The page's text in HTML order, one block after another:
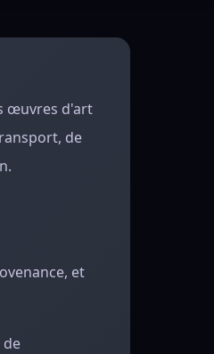
œuvres d'art
de
et